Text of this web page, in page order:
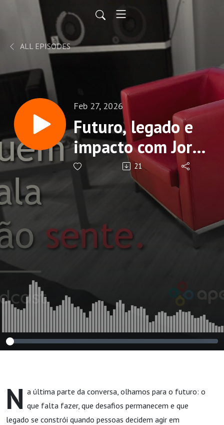
ALL EPISODES
Feb 27, 2026
Futuro, legado e
impacto com Jorge
Lucas Coelho
21
N a última parte da conversa, olhamos para o futuro: o
que falta fazer, que desafios permanecem e que
legado se constrói quando pessoas decidem agir em